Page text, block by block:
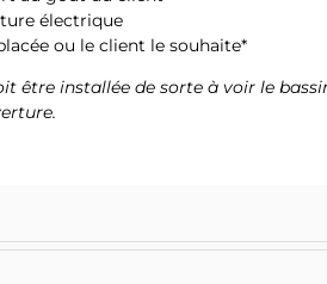
électrique
ou le client le souhaite*
être installée de sorte à voir le